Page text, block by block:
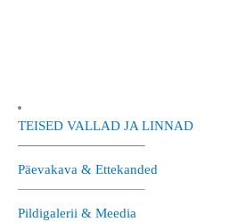
TEISED VALLAD JA LINNAD
—————————–
Päevakava & Ettekanded
—————————–
Pildigalerii & Meedia